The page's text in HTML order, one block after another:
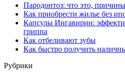
Пародонтоз: что это,
Как приобрести жилье без
Капсулы Ингавирин:
гриппа
Как отбеливают зубы
Как быстро получить
Рубрики